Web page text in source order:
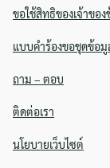
ขอใช้สิทธิของเจ้าขอ
แบบคำร้องขอชุดข้อมู
ถาม – ตอบ
ติดต่อเรา
นโยบายเว็บไซต์